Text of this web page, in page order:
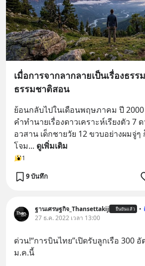
เมื่อการจากลากลายเป็นเรื่องธร
ธรรมชาติสอน
ย้อนกลับไปในเดือนพฤษภาคม ปี
คำทำนายเรื่องดาวเคราะห์เรียงตัว 7
อวสาน เด็กชายวัย 12 ขวบอย่างผมจู่
โจม... ดูเพิ่มเติม
1
9 บันทึก
ฐานเศรษฐกิจ_Thansettakij ยืนยันแล้ว •
27 ธ.ค. 2022 เวลา 13:00
ด่วน!“การบินไทย”เปิดรับลูกเรือ 300
ม.ค.นี้